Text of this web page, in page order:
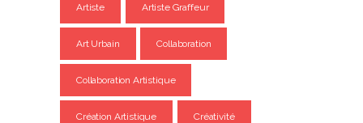
Artiste Artiste Graffeur
Art Urbain Collaboration
Collaboration Artistique
Création Artistique Créativité